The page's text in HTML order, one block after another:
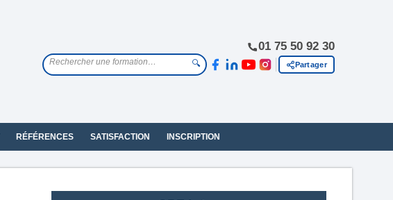
01 75 50 92 30
🔍 Partager
RÉFÉRENCES SATISFACTION INSCRIPTION